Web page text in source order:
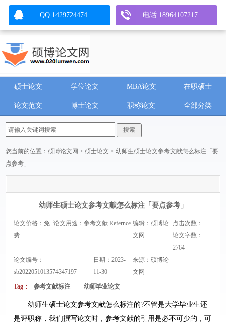
硕士论文 学位论文 MBA论文 在职硕士
论文范文 博士论文 职称论文 全部分类
您当前的位置：硕博论文网 >硕士论文 > 幼师生硕士论文参考文献怎么标注「要
点参考」
幼师生硕士论文参考文献怎么标注「要点参考」
论文价格：免
费
论文用途：参考文献 Refernce 编辑：硕博论
文网
点击次数：
论文字数：
2764
论文编号：
sb2022051013574347197
日期：2023-
11-30
来源：硕博论
文网
Tag： 参考文献标注 幼师毕业论文
幼师生硕士论文参考文献怎么标注的?不管是大学毕业生还
是评职称，我们撰写论文时，参考文献的引用是必不可少的，可
QQ 1429724474 电话 18964107217